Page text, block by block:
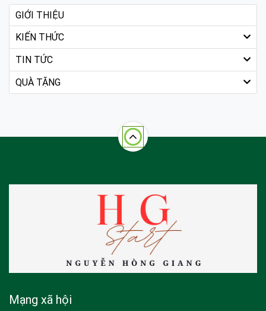
GIỚI THIỆU
KIẾN THỨC
TIN TỨC
QUÀ TẶNG
Mạng xã hội